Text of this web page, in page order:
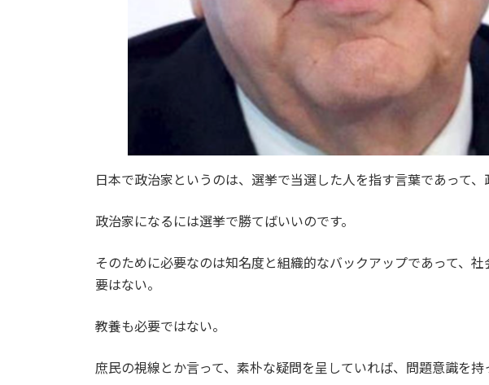
日本で政治家というのは、選挙で当選した人を指す言葉であって
政治家になるには選挙で勝てばいいのです。
そのために必要なのは知名度と組織的なバックアップであって、
要はない。
教養も必要ではない。
庶民の視線とか言って、素朴な疑問を呈していれば、問題意識を